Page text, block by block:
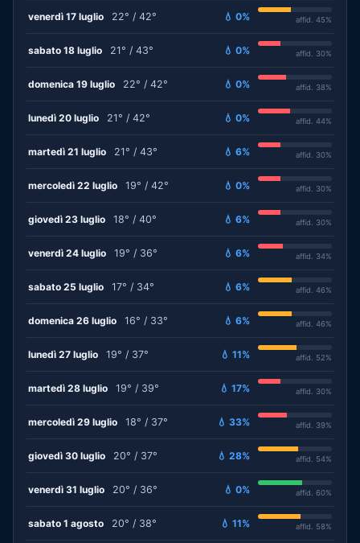
venerdì 17 luglio 22° / 42° 💧 0% affid. 45%
sabato 18 luglio 21° / 43° 💧 0% affid. 30%
domenica 19 luglio 22° / 42° 💧 0% affid. 38%
lunedì 20 luglio 21° / 42° 💧 0% affid. 44%
martedì 21 luglio 21° / 43° 💧 6% affid. 30%
mercoledì 22 luglio 19° / 42° 💧 0% affid. 30%
giovedì 23 luglio 18° / 40° 💧 6% affid. 30%
venerdì 24 luglio 19° / 36° 💧 6% affid. 34%
sabato 25 luglio 17° / 34° 💧 6% affid. 46%
domenica 26 luglio 16° / 33° 💧 6% affid. 46%
lunedì 27 luglio 19° / 37° 💧 11% affid. 52%
martedì 28 luglio 19° / 39° 💧 17% affid. 30%
mercoledì 29 luglio 18° / 37° 💧 33% affid. 39%
giovedì 30 luglio 20° / 37° 💧 28% affid. 54%
venerdì 31 luglio 20° / 36° 💧 0% affid. 60%
sabato 1 agosto 20° / 38° 💧 11% affid. 58%